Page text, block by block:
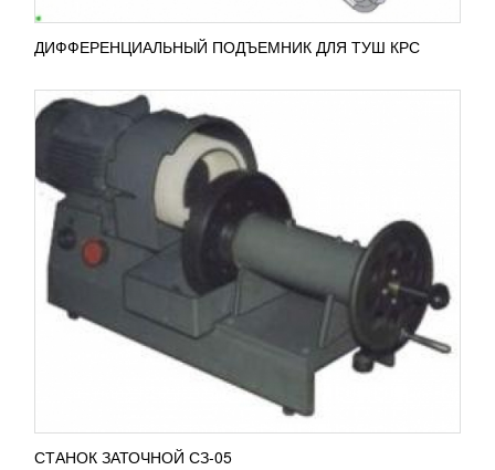
ДИФФЕРЕНЦИАЛЬНЫЙ ПОДЪЕМНИК ДЛЯ ТУШ КРС
СТАНОК ЗАТОЧНОЙ СЗ-05
ШПИГОРЕЗКА RUHLE SR 1
УЗНАТЬ ЦЕНУ
Компания RUHLE популярна функциональными
шпигорезками, которые идеально нарежут
различными фигурами свежее, вареное,
подмороженное до 5°С мясо,...
ПОДРОБНЕЕ